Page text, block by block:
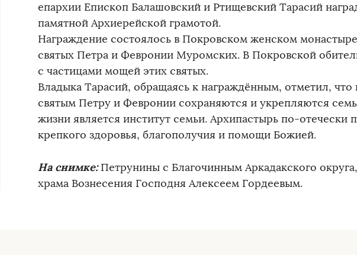
епархии Епископ Балашовский и Ртищевский Тарасий
памятной Архиерейской грамотой.
Награждение состоялось в Покровском женском
святых Петра и Февронии Муромских. В Покровской
с частицами мощей этих святых.
Владыка Тарасий, обращаясь к награждённым, отметил,
святым Петру и Февронии сохраняются и укрепляются
жизни является институт семьи. Архипастырь по-отечески
крепкого здоровья, благополучия и помощи Божией.
На снимке:Петрунины с Благочинным Аркадакского
храма Вознесения Господня Алексеем Гордеевым.